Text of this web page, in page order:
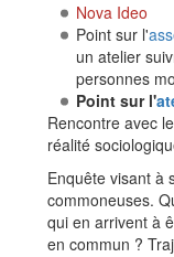
Nova Ideo
Point sur l'
un atelier
personnes
Point sur l'
Rencontre avec
réalité
Enquête visant à
commoneuses.
qui en arrivent à
en commun ?